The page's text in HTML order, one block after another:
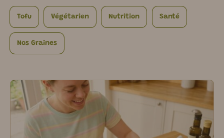
Tofu Végétarien Nutrition Santé
Nos Graines